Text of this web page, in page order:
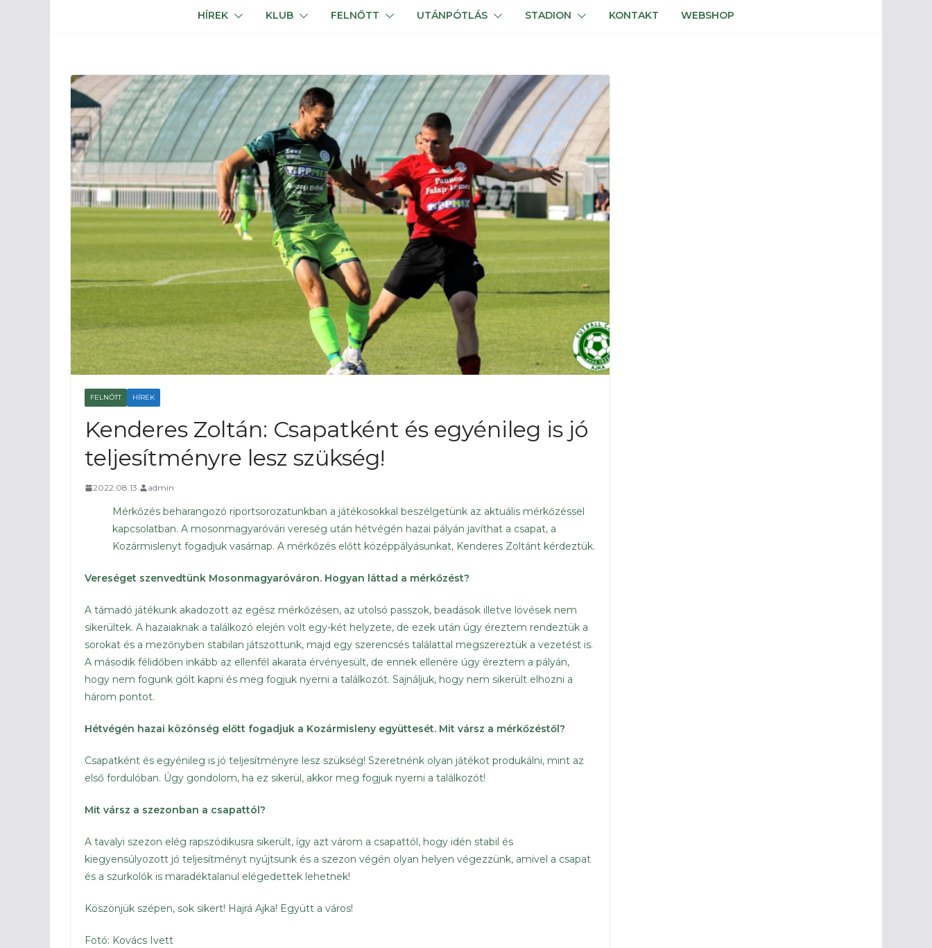
HÍREK KLUB FELNŐTT UTÁNPÓTLÁS STADION KONTAKT WEBSHOP
FELNŐTT HÍREK
Kenderes Zoltán: Csapatként és egyénileg is jó
teljesítményre lesz szükség!
2022.08.13. admin
Mérkőzés beharangozó riportsorozatunkban a játékosokkal beszélgetünk az aktuális mérkőzéssel
kapcsolatban. A mosonmagyaróvári vereség után hétvégén hazai pályán javíthat a csapat, a
Kozármislenyt fogadjuk vasárnap. A mérkőzés előtt középpályásunkat, Kenderes Zoltánt kérdeztük.
Vereséget szenvedtünk Mosonmagyaróváron. Hogyan láttad a mérkőzést?
A támadó játékunk akadozott az egész mérkőzésen, az utolsó passzok, beadások illetve lövések nem
sikerültek. A hazaiaknak a találkozó elején volt egy-két helyzete, de ezek után úgy éreztem rendeztük a
sorokat és a mezőnyben stabilan játszottunk, majd egy szerencsés találattal megszereztük a vezetést is.
A második félidőben inkább az ellenfél akarata érvényesült, de ennek ellenére úgy éreztem a pályán,
hogy nem fogunk gólt kapni és meg fogjuk nyerni a találkozót. Sajnáljuk, hogy nem sikerült elhozni a
három pontot.
Hétvégén hazai közönség előtt fogadjuk a Kozármisleny együttesét. Mit vársz a mérkőzéstől?
Csapatként és egyénileg is jó teljesítményre lesz szükség! Szeretnénk olyan játékot produkálni, mint az
első fordulóban. Úgy gondolom, ha ez sikerül, akkor meg fogjuk nyerni a találkozót!
Mit vársz a szezonban a csapattól?
A tavalyi szezon elég rapszódikusra sikerült, így azt várom a csapattól, hogy idén stabil és
kiegyensúlyozott jó teljesítményt nyújtsunk és a szezon végén olyan helyen végezzünk, amivel a csapat
és a szurkolók is maradéktalanul elégedettek lehetnek!
Köszönjük szépen, sok sikert! Hajrá Ajka! Együtt a város!
Fotó: Kovács Ivett